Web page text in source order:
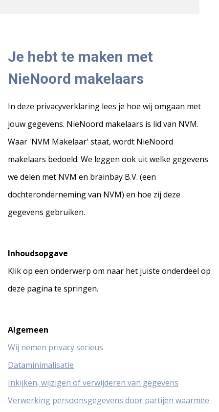
Je hebt te maken met
NieNoord makelaars
In deze privacyverklaring lees je hoe wij omgaan met
jouw gegevens. NieNoord makelaars is lid van NVM.
Waar 'NVM Makelaar' staat, wordt NieNoord
makelaars bedoeld. We leggen ook uit welke gegevens
we delen met NVM en brainbay B.V. (een
dochteronderneming van NVM) en hoe zij deze
gegevens gebruiken.
Inhoudsopgave
Klik op een onderwerp om naar het juiste onderdeel op
deze pagina te springen.
Algemeen
Wij nemen privacy serieus
Dataminimalisatie
Inkijken, wijzigen of verwijderen van gegevens
Verwerking persoonsgegevens door partijen waarmee